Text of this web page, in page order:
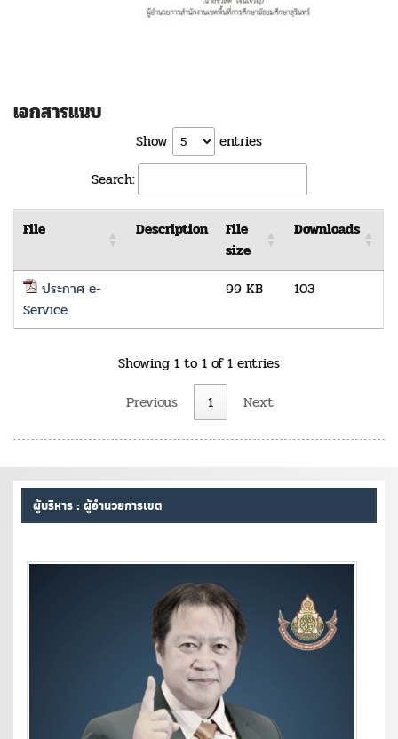
เอกสารแนบ
Show
entries
Search:
File Description
File
size
Downloads
ประกาศ e-
Service
99 KB 103
Showing 1 to 1 of 1 entries
Previous
1 Next
ผู้บริหาร : ผู้อำนวยการเขต